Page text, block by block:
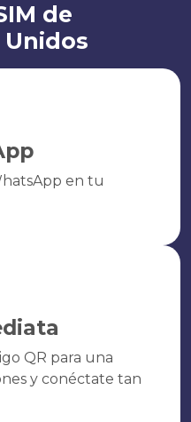
de
Unidos
en tu
QR para una
y conéctate tan